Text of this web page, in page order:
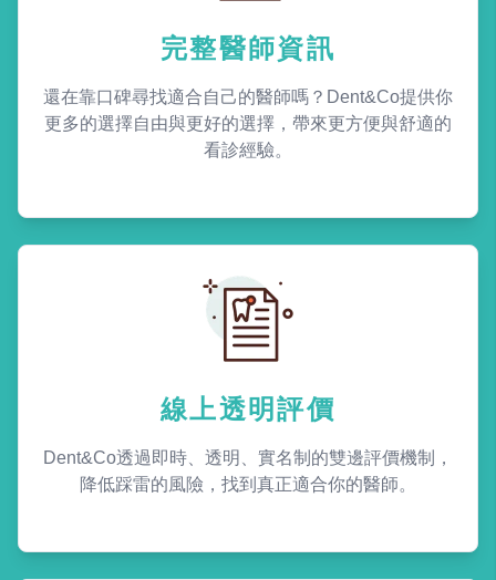
完整醫師資訊
還在靠口碑尋找適合自己的醫師嗎？Dent&Co提供你
更多的選擇自由與更好的選擇，帶來更方便與舒適的
看診經驗。
線上透明評價
Dent&Co透過即時、透明、實名制的雙邊評價機制，
降低踩雷的風險，找到真正適合你的醫師。